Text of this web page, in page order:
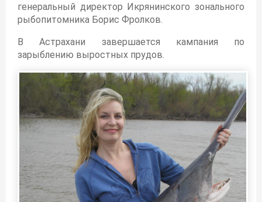
генеральный директор Икрянинского зонального
рыбопитомника Борис Фролков.
В Астрахани завершается кампания по
зарыблению выростных прудов.